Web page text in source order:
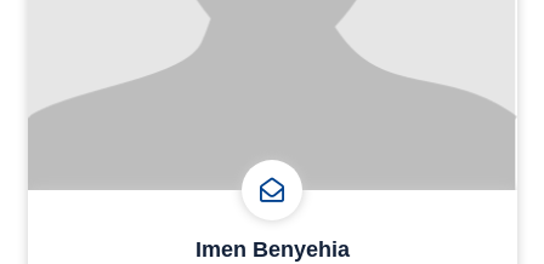
Imen Benyehia